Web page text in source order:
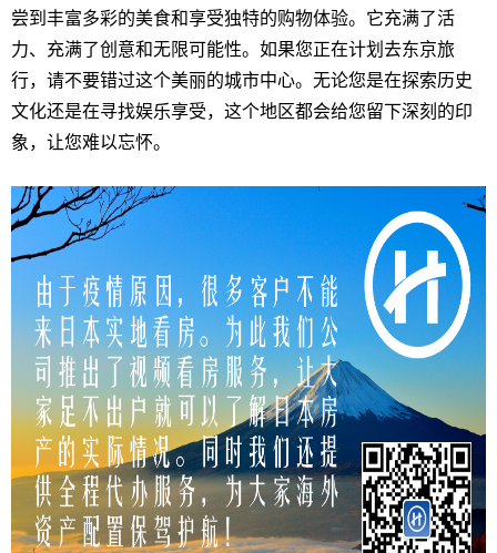
尝到丰富多彩的美食和享受独特的购物体验。它充满了活
力、充满了创意和无限可能性。如果您正在计划去东京旅
行，请不要错过这个美丽的城市中心。无论您是在探索历史
文化还是在寻找娱乐享受，这个地区都会给您留下深刻的印
象，让您难以忘怀。